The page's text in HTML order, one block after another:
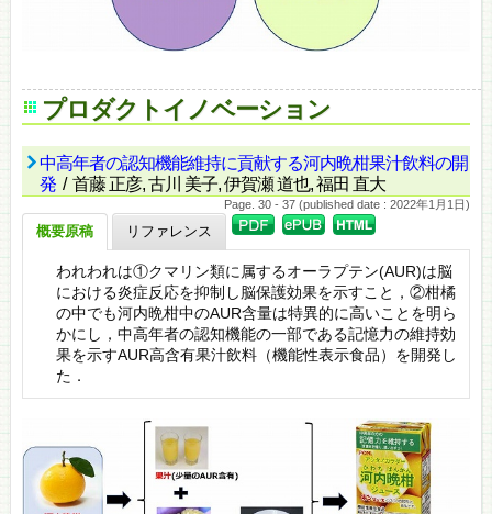
プロダクトイノベーション
中高年者の認知機能維持に貢献する河内晩柑果汁飲料の開
発 / 首藤 正彦, 古川 美子, 伊賀瀬 道也, 福田 直大
Page. 30 - 37 (published date : 2022年1月1日)
概要原稿 リファレンス
われわれは①クマリン類に属するオーラプテン(AUR)は脳
における炎症反応を抑制し脳保護効果を示すこと，②柑橘
の中でも河内晩柑中のAUR含量は特異的に高いことを明ら
かにし，中高年者の認知機能の一部である記憶力の維持効
果を示すAUR高含有果汁飲料（機能性表示食品）を開発し
た．